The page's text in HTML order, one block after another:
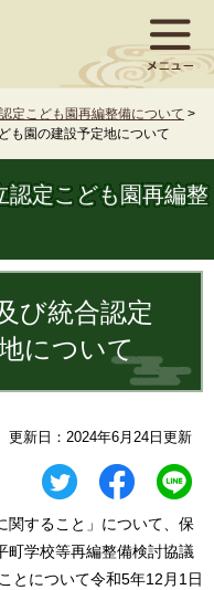
定こども園再編整備について >
も園の建設予定地について
認定こども園再編整
び統合認定
について
更新日：2024年6月24日更新
関すること」について、保
町学校等再編整備検討協議
とについて令和5年12月1日